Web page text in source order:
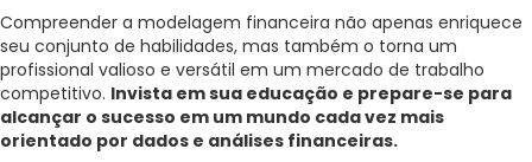
Compreender a modelagem financeira não apenas enriquece
seu conjunto de habilidades, mas também o torna um
profissional valioso e versátil em um mercado de trabalho
competitivo. Invista em sua educação e prepare-se para
alcançar o sucesso em um mundo cada vez mais
orientado por dados e análises financeiras.